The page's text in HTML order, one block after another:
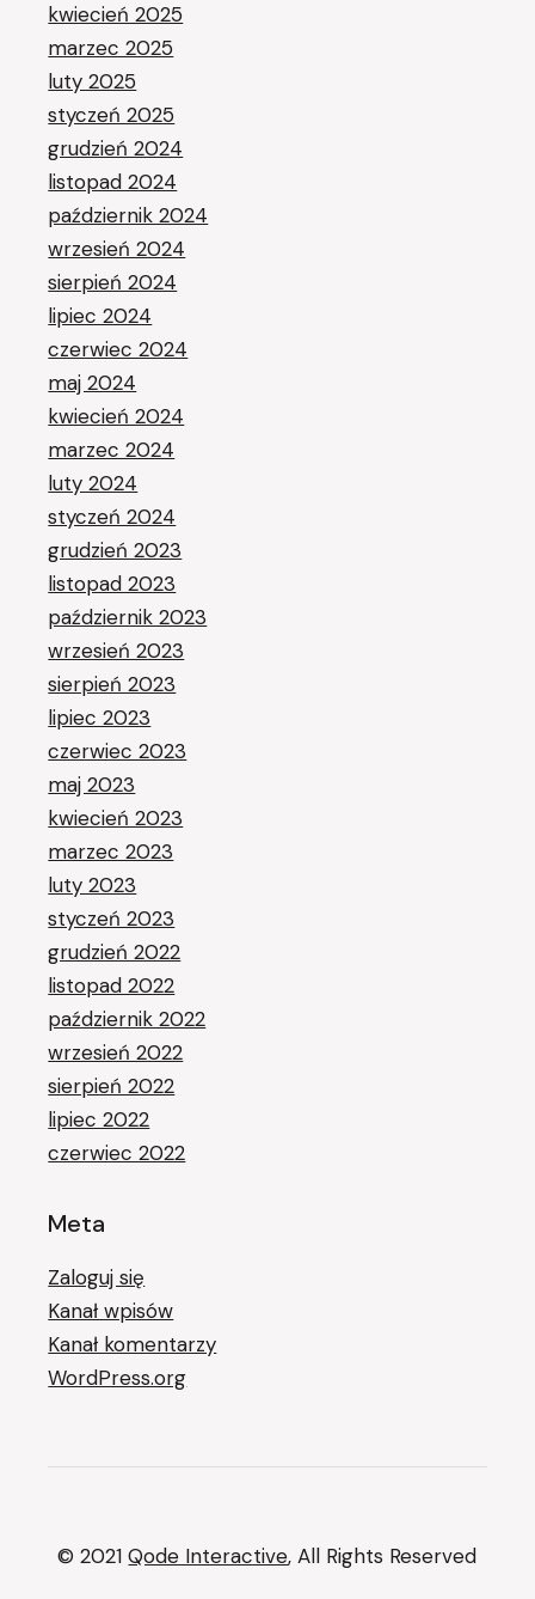
kwiecień 2025
marzec 2025
luty 2025
styczeń 2025
grudzień 2024
listopad 2024
październik 2024
wrzesień 2024
sierpień 2024
lipiec 2024
czerwiec 2024
maj 2024
kwiecień 2024
marzec 2024
luty 2024
styczeń 2024
grudzień 2023
listopad 2023
październik 2023
wrzesień 2023
sierpień 2023
lipiec 2023
czerwiec 2023
maj 2023
kwiecień 2023
marzec 2023
luty 2023
styczeń 2023
grudzień 2022
listopad 2022
październik 2022
wrzesień 2022
sierpień 2022
lipiec 2022
czerwiec 2022
Meta
Zaloguj się
Kanał wpisów
Kanał komentarzy
WordPress.org
© 2021Qode Interactive, All Rights Reserved